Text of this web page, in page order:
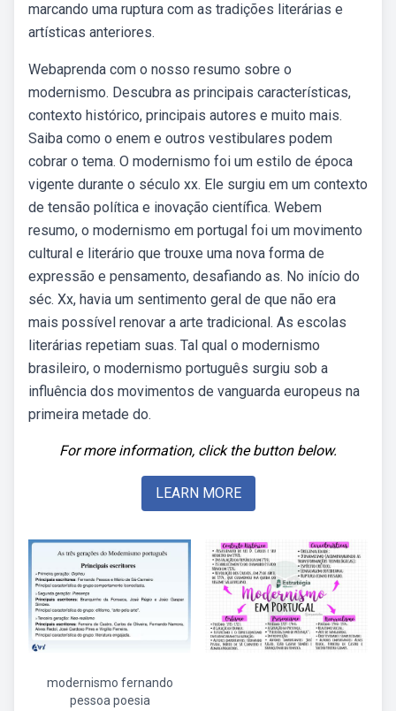
marcando uma ruptura com as tradições literárias e
artísticas anteriores.
Webaprenda com o nosso resumo sobre o
modernismo. Descubra as principais características,
contexto histórico, principais autores e muito mais.
Saiba como o enem e outros vestibulares podem
cobrar o tema. O modernismo foi um estilo de época
vigente durante o século xx. Ele surgiu em um contexto
de tensão política e inovação científica. Webem
resumo, o modernismo em portugal foi um movimento
cultural e literário que trouxe uma nova forma de
expressão e pensamento, desafiando as. No início do
séc. Xx, havia um sentimento geral de que não era
mais possível renovar a arte tradicional. As escolas
literárias repetiam suas. Tal qual o modernismo
brasileiro, o modernismo português surgiu sob a
influência dos movimentos de vanguarda europeus na
primeira metade do.
For more information, click the button below.
LEARN MORE
modernismo fernando
pessoa poesia